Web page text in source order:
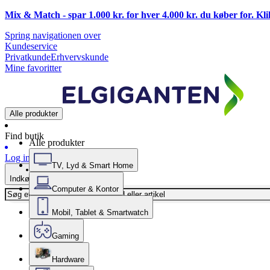
Mix & Match - spar 1.000 kr. for hver 4.000 kr. du køber for.
Spring navigationen over
Kundeservice
PrivatkundeErhvervskunde
Mine favoritter
Alle produkter
Find butik
Log ind
Indkøbskurv
Alle produkter
TV, Lyd & Smart Home
Computer & Kontor
Mobil, Tablet & Smartwatch
Gaming
Hardware